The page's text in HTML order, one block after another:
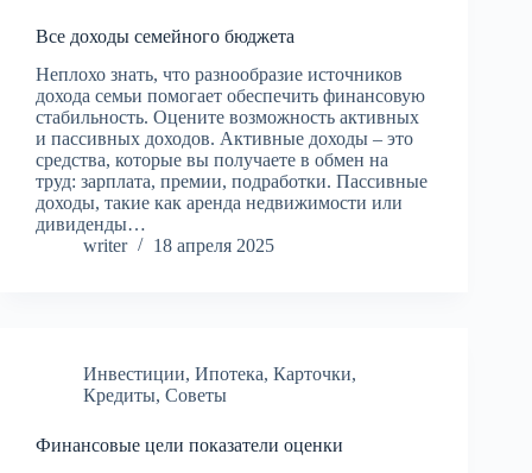
Все доходы семейного бюджета
Неплохо знать, что разнообразие источников
дохода семьи помогает обеспечить финансовую
стабильность. Оцените возможность активных
и пассивных доходов. Активные доходы – это
средства, которые вы получаете в обмен на
труд: зарплата, премии, подработки. Пассивные
доходы, такие как аренда недвижимости или
дивиденды…
writer
18 апреля 2025
Инвестиции, Ипотека, Карточки,
Кредиты, Советы
Финансовые цели показатели оценки